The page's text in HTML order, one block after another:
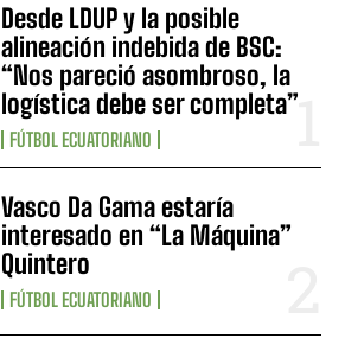
Desde LDUP y la posible
alineación indebida de BSC:
“Nos pareció asombroso, la
logística debe ser completa”
FÚTBOL ECUATORIANO
Vasco Da Gama estaría
interesado en “La Máquina”
Quintero
FÚTBOL ECUATORIANO